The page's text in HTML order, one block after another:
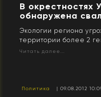
В окрестностях
обнаружена
Экологии региона
территории более 2
Читать далее...
Политика | 09.08.2012